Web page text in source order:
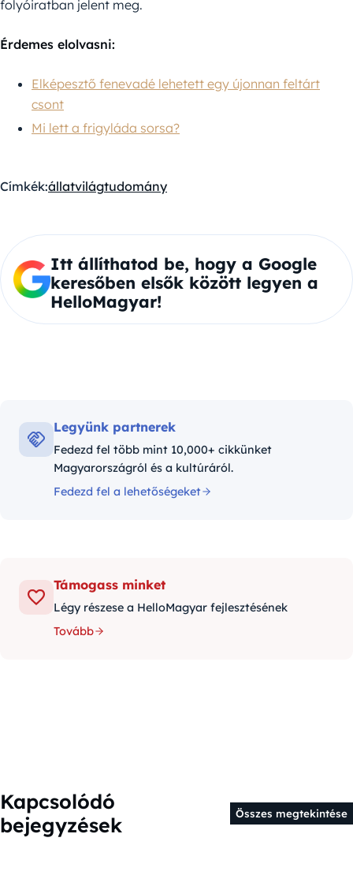
folyóiratban jelent meg.
Érdemes elolvasni:
Elképesztő fenevadé lehetett egy újonnan feltárt
csont
Mi lett a frigyláda sorsa?
Címkék:állatvilágtudomány
Itt állíthatod be, hogy a Google
keresőben elsők között legyen a
HelloMagyar!
Legyünk partnerek
Fedezd fel több mint 10,000+ cikkünket
Magyarországról és a kultúráról.
Fedezd fel a lehetőségeket
Támogass minket
Légy részese a HelloMagyar fejlesztésének
Tovább
Kapcsolódó
bejegyzések
Összes megtekintése